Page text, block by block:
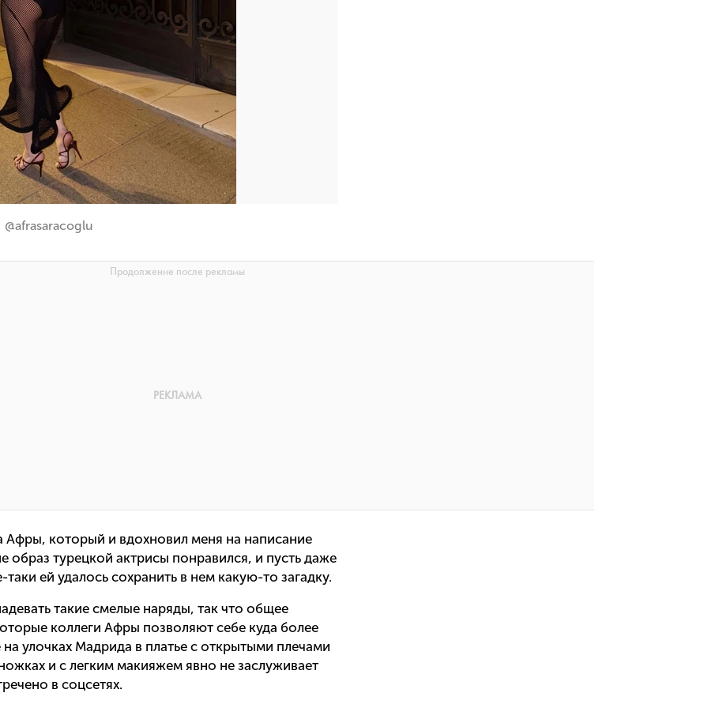
@afrasaracoglu
Афры, который и вдохновил меня на написание
образ турецкой актрисы понравился, и пусть даже
ей удалось сохранить в нем какую-то загадку.
такие смелые наряды, так что общее
коллеги Афры позволяют себе куда более
улочках Мадрида в платье с открытыми плечами
и с легким макияжем явно не заслуживает
в соцсетях.